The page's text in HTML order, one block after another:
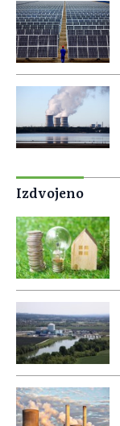
Izdvojeno